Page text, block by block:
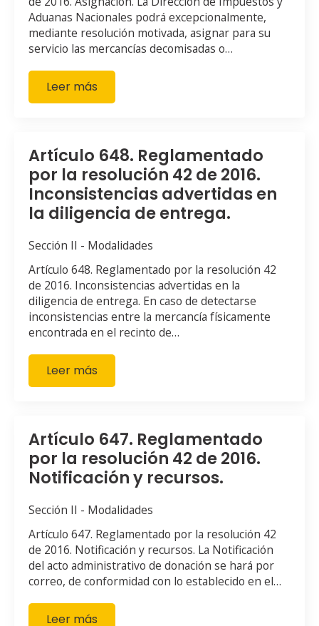
Aduanas Nacionales podrá excepcionalmente,
mediante resolución motivada, asignar para su
servicio las mercancías decomisadas o…
Leer más
Artículo 648. Reglamentado
por la resolución 42 de 2016.
Inconsistencias advertidas en
la diligencia de entrega.
Sección II - Modalidades
Artículo 648. Reglamentado por la resolución 42
de 2016. Inconsistencias advertidas en la
diligencia de entrega. En caso de detectarse
inconsistencias entre la mercancía físicamente
encontrada en el recinto de…
Leer más
Artículo 647. Reglamentado
por la resolución 42 de 2016.
Notificación y recursos.
Sección II - Modalidades
Artículo 647. Reglamentado por la resolución 42
de 2016. Notificación y recursos. La Notificación
del acto administrativo de donación se hará por
correo, de conformidad con lo establecido en el…
Leer más